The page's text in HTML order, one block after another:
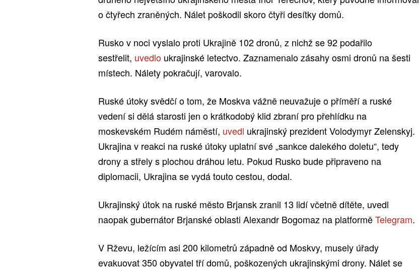
o čtyřech zraněných. Nálet poškodil skoro čtyři desítky domů.
Rusko v noci vyslalo proti Ukrajině 102 dronů, z nichž se 92 podařilo
sestřelit, uvedlo ukrajinské letectvo. Zaznamenalo zásahy osmi dronů na šesti
místech. Nálety pokračují, varovalo.
Ruské útoky svědčí o tom, že Moskva vážně neuvažuje o příměří a ruské
vedení si dělá starosti jen o krátkodobý klid zbraní pro přehlídku na
moskevském Rudém náměstí, uvedl ukrajinský prezident Volodymyr Zelenskyj.
Ukrajina v reakci na ruské útoky uplatní své „sankce dalekého doletu“, tedy
drony a střely s plochou dráhou letu. Pokud Rusko bude připraveno na
diplomacii, Ukrajina se vydá touto cestou, dodal.
Ukrajinský útok na ruské město Brjansk zranil 13 lidí včetně dítěte, uvedl
naopak gubernátor Brjanské oblasti Alexandr Bogomaz na platforměTelegram.
V Rževu, ležícím asi 200 kilometrů západně od Moskvy, musely úřady
evakuovat 350 obyvatel tří domů, poškozených ukrajinskými drony. Nálet se